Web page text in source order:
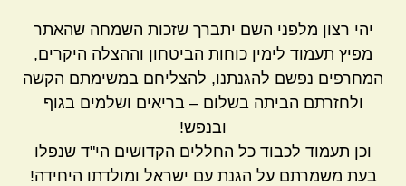
יהי רצון מלפני השם יתברך שזכות השמחה שהאתר
מפיץ תעמוד לימין כוחות הביטחון וההצלה היקרים,
המחרפים נפשם להגנתנו, להצליחם במשימתם הקשה
ולחזרתם הביתה בשלום – בריאים ושלמים בגוף
ובנפש!
וכן תעמוד לכבוד כל החללים הקדושים הי"ד שנפלו
בעת משמרתם על הגנת עם ישראל ומולדתו היחידה!